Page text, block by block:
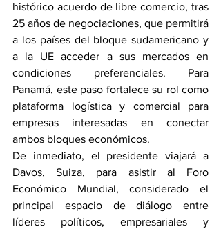
histórico acuerdo de libre comercio, tras
25 años de negociaciones, que permitirá
a los países del bloque sudamericano y
a la UE acceder a sus mercados en
condiciones preferenciales. Para
Panamá, este paso fortalece su rol como
plataforma logística y comercial para
empresas interesadas en conectar
ambos bloques económicos.
De inmediato, el presidente viajará a
Davos, Suiza, para asistir al Foro
Económico Mundial, considerado el
principal espacio de diálogo entre
líderes políticos, empresariales y